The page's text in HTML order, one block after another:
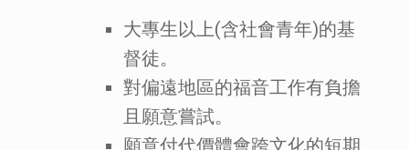
大專生以上(含社會青年)的基
督徒。
對偏遠地區的福音工作有負擔
且願意嘗試。